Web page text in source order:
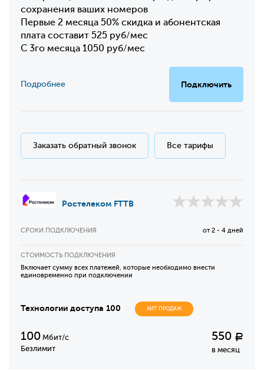
сохранения ваших номеров
Первые 2 месяца 50% скидка и абонентская
плата составит 525 руб/мес
С 3го месяца 1050 руб/мес
Подключить
Подробнее
Заказать обратный звонок Все тарифы
Ростелеком FTTB
СРОКИ ПОДКЛЮЧЕНИЯ от 2 - 4 дней
СТОИМОСТЬ ПОДКЛЮЧЕНИЯ
Включает сумму всех платежей, которые необходимо внести
единовременно при подключении
Технологии доступа 100 ХИТ ПРОДАЖ
100 Мбит/с
Безлимит
550 Р
в месяц